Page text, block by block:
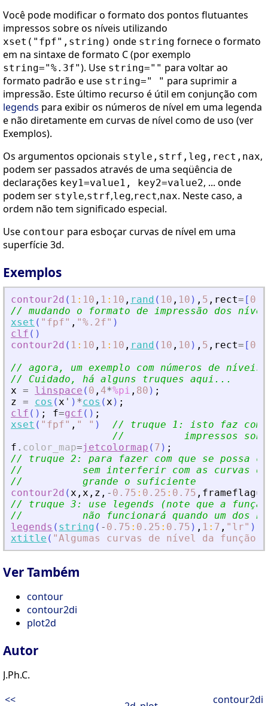
Você pode modificar o formato dos pontos flutuantes
impressos sobre os níveis utilizando
xset("fpf",string) onde string fornece o formato
em na sintaxe de formato C (por exemplo
string="%.3f"). Use string="" para voltar ao
formato padrão e use string=" " para suprimir a
impressão. Este último recurso é útil em conjunção com
legends para exibir os números de nível em uma legenda
e não diretamente em curvas de nível como de uso (ver
Exemplos).
Os argumentos opcionais style,strf,leg,rect,nax,
podem ser passados através de uma seqüência de
declarações key1=value1, key2=value2, ... onde
podem ser style,strf,leg,rect,nax. Neste caso, a
ordem não tem significado especial.
Use contour para esboçar curvas de nível em uma
superfície 3d.
Exemplos
contour2d ( 1 : 10 , 1 : 10 , rand ( 10 , 10 ) , 5 , rect= [ 0
// mudando o formato de impressão dos
xset ( " fpf" , "%.2f" )
clf ( )
contour2d ( 1 : 10 , 1 : 10 , rand ( 10 , 10 ) , 5 , rect= [ 0
// agora, um exemplo com números de níveis
// Cuidado, há alguns truques aqui...
x = linspace ( 0 , 4*%pi , 80 ) ;
z = cos (x ' ) *cos (x ) ;
clf ( ) ; f=gcf ( ) ;
xset ( " fpf" , " " )
// truque 1: isto faz com
//          impressos
f . color_map=jetcolormap ( 7 ) ;
// truque 2: para fazer com que se possa
//          sem interferir com as curvas de
//          grande o suficiente
contour2d (x , x , z , - 0.75 : 0.25 : 0.75 , frameflag=
// truque 3: use legends (note que a
//          não funcionará quando um dos
legends ( string ( - 0.75 : 0.25 : 0.75 ) , 1 : 7 , " lr" )
xtitle ( "Algumas curvas de nível da função
Ver Também
contour
contour2di
plot2d
Autor
J.Ph.C.
<<
contour2di